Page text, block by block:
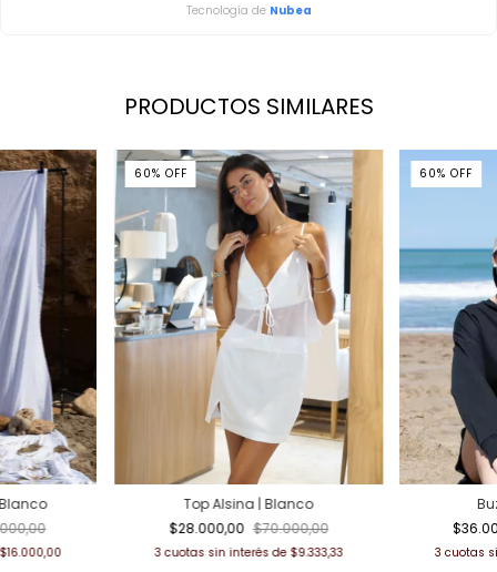
Tecnología de Nubea
PRODUCTOS SIMILARES
$16.000,00
60% OFF
Top Alsina | Blanco
$28.000,00 $70.000,00
3 cuotas sin interés de $9.333,33
60%OFF
3 cuotas